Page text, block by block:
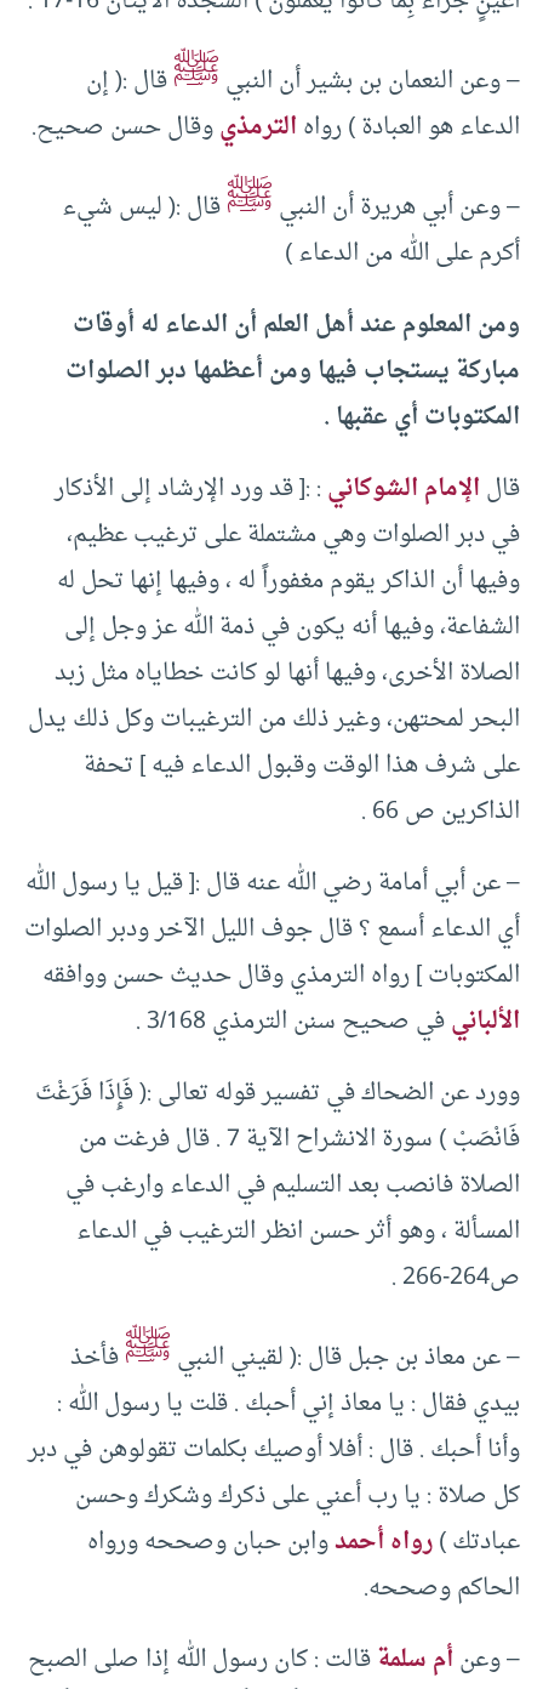
– وعن النعمان بن بشير أن النبيﷺقال :( إن
الدعاء هو العبادة ) رواهالترمذيوقال حسن صحيح.
– وعن أبي هريرة أن النبيﷺقال :( ليس شيء
أكرم على الله من الدعاء )
ومن المعلوم عند أهل العلم أن الدعاء له أوقات
مباركة يستجاب فيها ومن أعظمها دبر الصلوات
المكتوبات أي عقبها .
قالالإمام الشوكاني: :[ قد ورد الإرشاد إلى الأذكار
في دبر الصلوات وهي مشتملة على ترغيب عظيم،
وفيها أن الذاكر يقوم مغفوراً له ، وفيها إنها تحل له
الشفاعة، وفيها أنه يكون في ذمة الله عز وجل إلى
الصلاة الأخرى، وفيها أنها لو كانت خطاياه مثل زبد
البحر لمحتهن، وغير ذلك من الترغيبات وكل ذلك يدل
على شرف هذا الوقت وقبول الدعاء فيه ] تحفة
الذاكرين ص 66 .
– عن أبي أمامة رضي الله عنه قال :[ قيل يا رسول الله
أي الدعاء أسمع ؟ قال جوف الليل الآخر ودبر الصلوات
المكتوبات ] رواه الترمذي وقال حديث حسن ووافقه
الألبانيفي صحيح سنن الترمذي 3/168 .
وورد عن الضحاك في تفسير قوله تعالى :( فَإِذَا فَرَغْتَ
فَانْصَبْ ) سورة الانشراح الآية 7 . قال فرغت من
الصلاة فانصب بعد التسليم في الدعاء وارغب في
المسألة ، وهو أثر حسن انظر الترغيب في الدعاء
ص264-266 .
– عن معاذ بن جبل قال :( لقيني النبيﷺفأخذ
بيدي فقال : يا معاذ إني أحبك . قلت يا رسول الله :
وأنا أحبك . قال : أفلا أوصيك بكلمات تقولوهن في دبر
كل صلاة : يا رب أعني على ذكرك وشكرك وحسن
عبادتك )رواه أحمدوابن حبان وصححه ورواه
الحاكم وصححه.
– وعنأم سلمةقالت : كان رسول الله إذا صلى الصبح